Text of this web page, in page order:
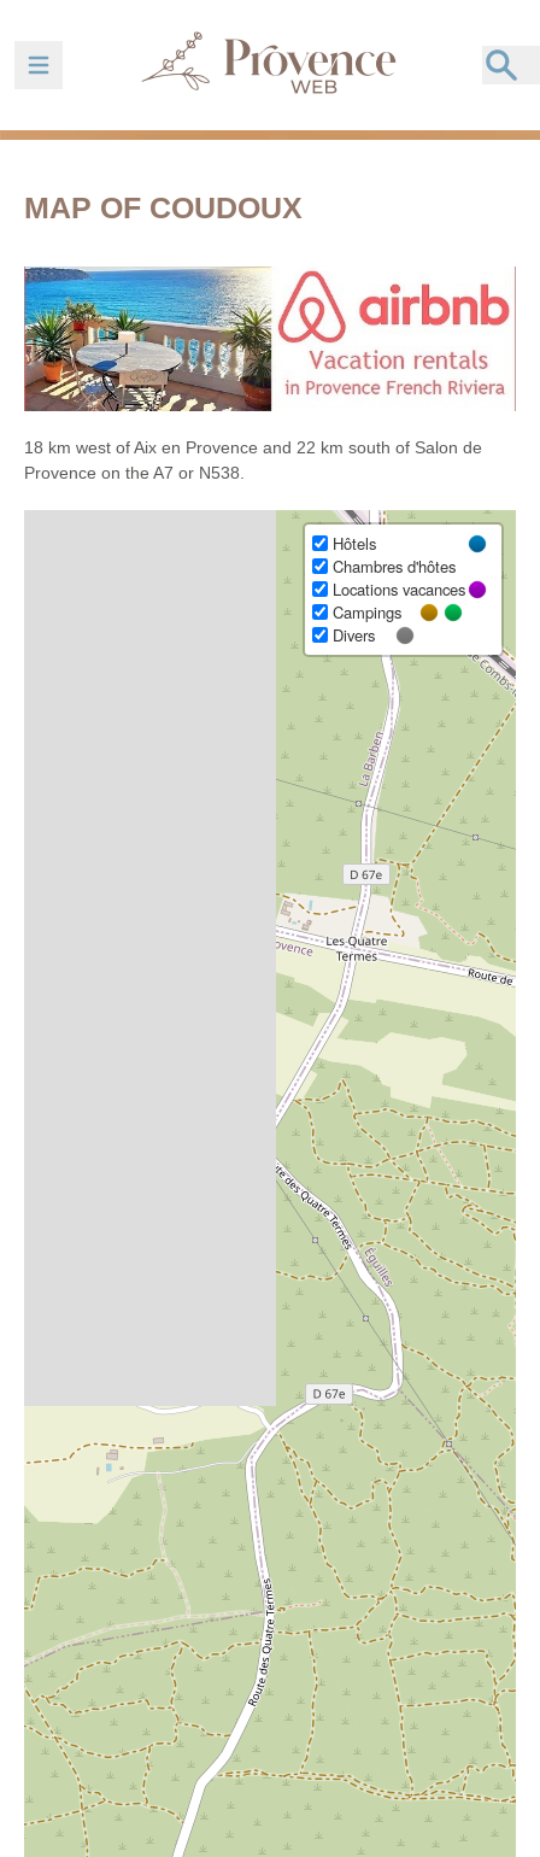
Ouvrir la barre de navigation
MAP OF COUDOUX
18 km west of Aix en Provence and 22 km south of Salon de
Provence on the A7 or N538.
Hôtels
Chambres d'hôtes
Locations vacances
Campings
Divers